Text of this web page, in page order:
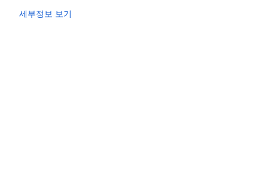
세부정보 보기